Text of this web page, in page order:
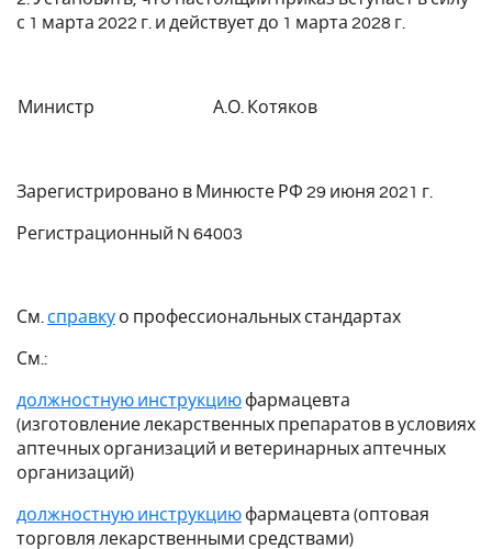
с 1 марта 2022 г. и действует до 1 марта 2028 г.
Министр А.О. Котяков
Зарегистрировано в Минюсте РФ 29 июня 2021 г.
Регистрационный N 64003
См. справку о профессиональных стандартах
См.:
должностную инструкцию фармацевта
(изготовление лекарственных препаратов в условиях
аптечных организаций и ветеринарных аптечных
организаций)
должностную инструкцию фармацевта (оптовая
торговля лекарственными средствами)